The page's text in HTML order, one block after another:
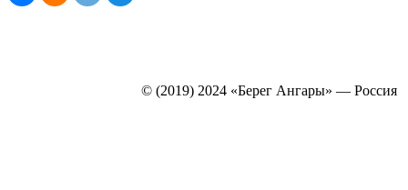
© (2019) 2024 «Берег Ангары» — Россия